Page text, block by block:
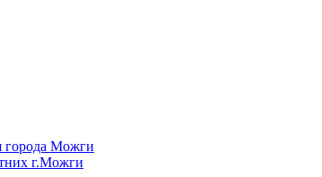
города Можги
г.Можги